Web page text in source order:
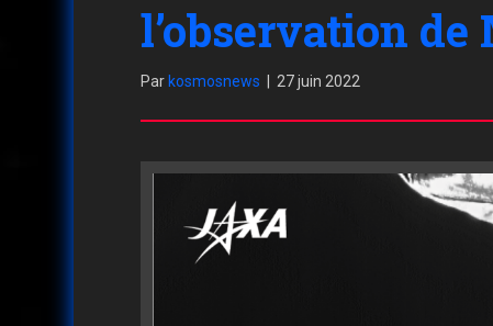
l’observation de
Par kosmosnews 27 juin 2022